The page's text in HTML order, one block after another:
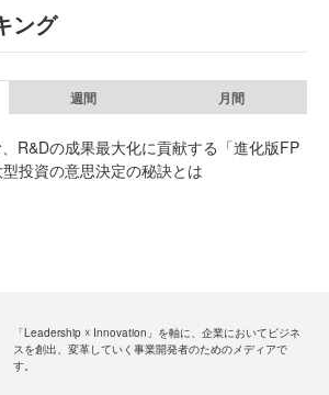
ング
週間 月間
R&Dの成果最大化に貢献する「進化版FP
投資の意思決定の秘訣とは
「Leadership ☓ Innovation」を軸に、企業においてビジネ
スを創出、変革していく事業開発者のためのメディアで
す。